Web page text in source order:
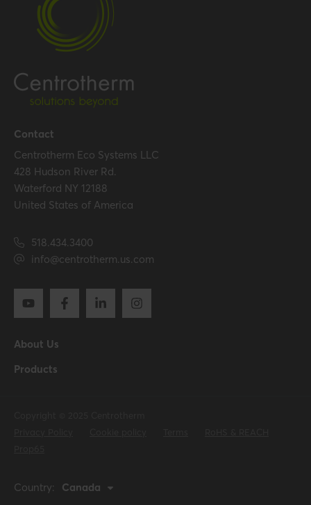
Contact
Centrotherm Eco Systems LLC
428 Hudson River Rd.
Waterford NY 12188
United States of America
518.434.3400
info@centrotherm.us.com
About Us
Products
Country: Canada